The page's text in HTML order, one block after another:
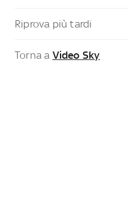
Riprova più tardi
Torna a Video Sky